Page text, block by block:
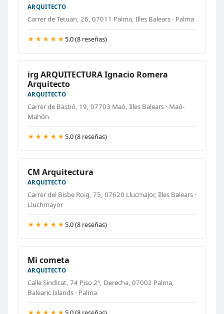
ARQUITECTO
Carrer de Tetuan, 26, 07011 Palma, Illes Balears · Palma
★★★★★ 5.0 (8 reseñas)
irg ARQUITECTURA Ignacio Romera
Arquitecto
ARQUITECTO
Carrer de Bastió, 19, 07703 Maó, Illes Balears · Maó-
Mahón
★★★★★ 5.0 (8 reseñas)
CM Arquitectura
ARQUITECTO
Carrer del Bisbe Roig, 75, 07620 Llucmajor, Illes Balears ·
Lluchmayor
★★★★★ 5.0 (8 reseñas)
Mi cometa
ARQUITECTO
Calle Sindicat, 74 Piso 2º, Derecha, 07002 Palma,
Balearic Islands · Palma